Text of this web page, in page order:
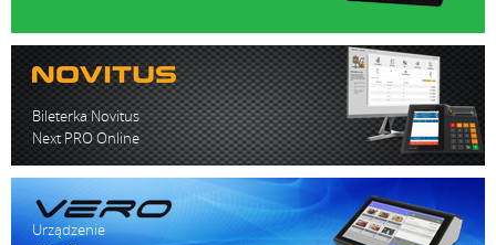
Bileterka Novitus
Next PRO Online
Urządzenie